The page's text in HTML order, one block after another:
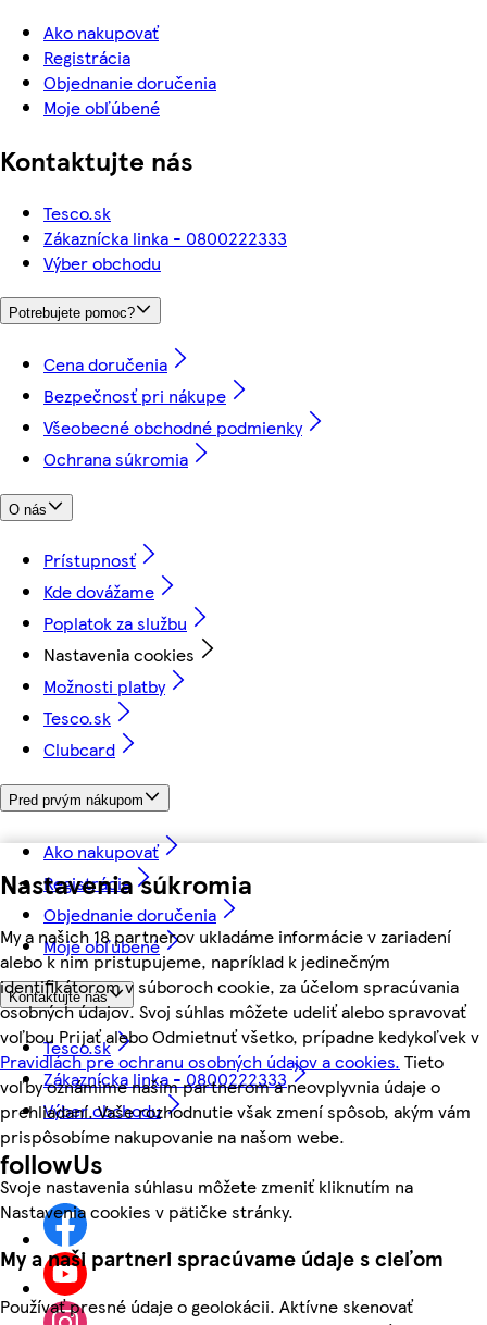
Nastavenia súkromia
My a našich 18 partnerov ukladáme informácie v zariadení
alebo k nim pristupujeme, napríklad k jedinečným
identifikátorom v súboroch cookie, za účelom spracúvania
osobných údajov. Svoj súhlas môžete udeliť alebo spravovať
voľbou Prijať alebo Odmietnuť všetko, prípadne kedykoľvek v
Pravidlách pre ochranu osobných údajov a cookies. Tieto
voľby oznámime našim partnerom a neovplyvnia údaje o
prehliadaní. Vaše rozhodnutie však zmení spôsob, akým vám
prispôsobíme nakupovanie na našom webe.
Svoje nastavenia súhlasu môžete zmeniť kliknutím na
Nastavenia cookies v pätičke stránky.
My a naši partneri spracúvame údaje s cieľom
Používať presné údaje o geolokácii. Aktívne skenovať
Ako nakupovať
Registrácia
Objednanie doručenia
Moje obľúbené
Kontaktujte nás
Tesco.sk
Zákaznícka linka - 0800222333
Výber obchodu
Potrebujete pomoc?
Cena doručenia
Bezpečnosť pri nákupe
Všeobecné obchodné podmienky
Ochrana súkromia
O nás
Prístupnosť
Kde dovážame
Poplatok za službu
Nastavenia cookies
Možnosti platby
Tesco.sk
Clubcard
Pred prvým nákupom
Ako nakupovať
Registrácia
Objednanie doručenia
Moje obľúbené
Kontaktujte nás
Tesco.sk
Zákaznícka linka - 0800222333
Výber obchodu
followUs